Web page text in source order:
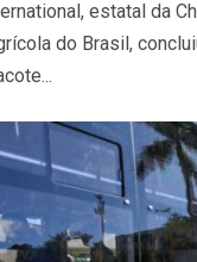
estatal da
do Brasil,